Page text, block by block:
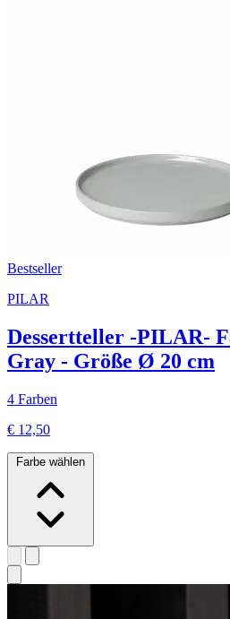
Bestseller
PILAR
Dessertteller -PILAR-
Gray - Größe Ø 20 cm
4 Farben
€ 12,50
Farbe wählen